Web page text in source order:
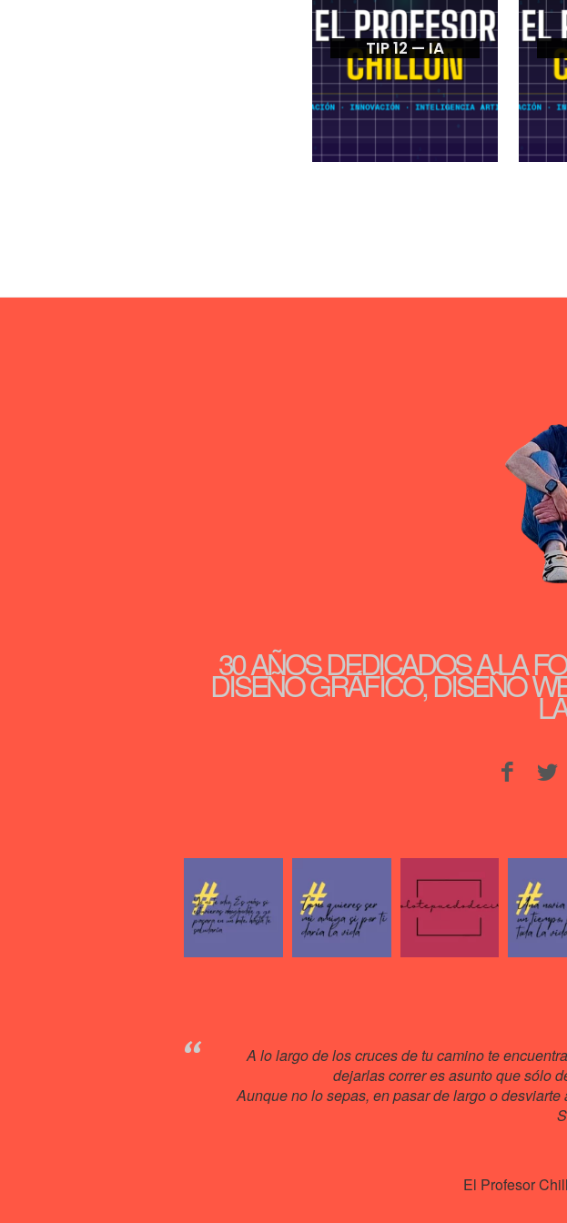
TIP 12 — IA
30 AÑOS DEDICADOS A LA
DISEÑO GRÁFICO, DISEÑO
A lo largo de los cruces de tu camino te
dejarlas correr es asunto que sólo
Aunque no lo sepas, en pasar de largo o
El Profesor